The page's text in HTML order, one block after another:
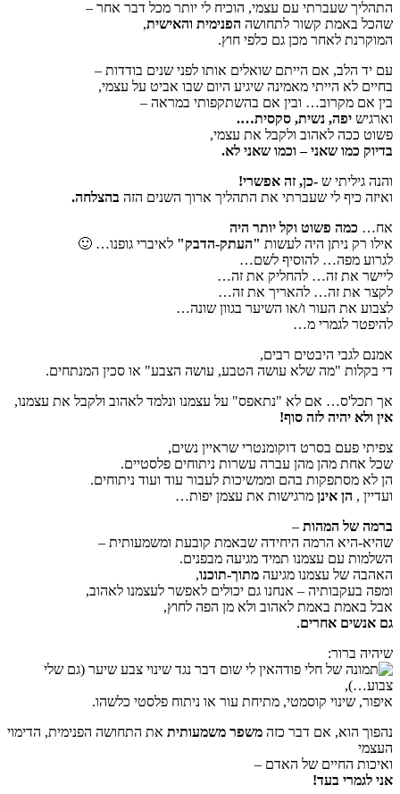
התהליך שעברתי עם עצמי, הוכיח לי יותר מכל דבר אחר –
שהכל באמת קשור לתחושה הפנימית והאישית,
המוקרנת לאחר מכן גם כלפי חוץ.
עם יד הלב, אם הייתם שואלים אותו לפני שנים בודדות –
בחיים לא הייתי מאמינה שיגיע היום שבו אביט על עצמי,
בין אם מקרוב… ובין אם בהשתקפותי במראה –
וארגיש יפה, נשית, סקסית….
פשוט ככה לאהוב ולקבל את עצמי,
בדיוק כמו שאני – וכמו שאני לא.
והנה גיליתי ש -כן, זה אפשרי!
ואיזה כיף לי שעברתי את התהליך ארוך השנים הזה בהצלחה.
אח… כמה פשוט וקל יותר היה
אילו רק ניתן היה לעשות "העתק-הדבק" לאיברי גופנו… 🙂
לגרוע מפה… להוסיף לשם…
ליישר את זה… להחליק את זה…
לקצר את זה… להאריך את זה…
לצבוע את העור ו/או השיער בגוון שונה…
להיפטר לגמרי מ…
אמנם לגבי היבטים רבים,
די בקלות "מה שלא עושה הטבע, עושה הצבע" או סכין המנתחים.
אך תכל'ס… אם לא "נתאפס" על עצמנו ונלמד לאהוב ולקבל את עצמנו,
אין ולא יהיה לזה סוף!
צפיתי פעם בסרט דוקומנטרי שראיין נשים,
שכל אחת מהן מהן עברה עשרות ניתוחים פלסטיים.
הן לא מסתפקות בהם וממשיכות לעבור עוד ועוד ניתוחים.
ועדיין , הן אינן מרגישות את עצמן יפות…
ברמה של המהות –
שהיא-היא הרמה היחידה שבאמת קובעת ומשמעותית –
השלמות עם עצמנו תמיד מגיעה מבפנים.
האהבה של עצמנו מגיעה מתוך-תוכנו,
ומפה בעקבותיה – אנחנו גם יכולים לאפשר לעצמנו לאהוב,
אבל באמת באמת לאהוב ולא מן הפה לחוץ,
גם אנשים אחרים.
שיהיה ברור:
אין לי שום דבר נגד שינוי צבע שיער (גם שלי
צבוע…),
איפור, שינוי קוסמטי, מתיחת עור או ניתוח פלסטי כלשהו.
נהפוך הוא, אם דבר כזה משפר משמעותית את התחושה הפנימית, הדימוי
העצמי
ואיכות החיים של האדם –
אני לגמרי בעד!